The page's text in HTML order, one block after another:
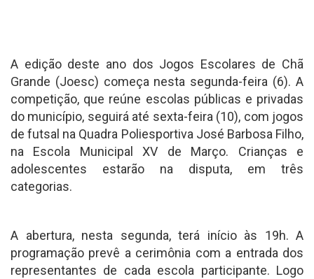
A edição deste ano dos Jogos Escolares de Chã
Grande (Joesc) começa nesta segunda-feira (6). A
competição, que reúne escolas públicas e privadas
do município, seguirá até sexta-feira (10), com jogos
de futsal na Quadra Poliesportiva José Barbosa Filho,
na Escola Municipal XV de Março. Crianças e
adolescentes estarão na disputa, em três
categorias.
A abertura, nesta segunda, terá início às 19h. A
programação prevê a cerimônia com a entrada dos
representantes de cada escola participante. Logo